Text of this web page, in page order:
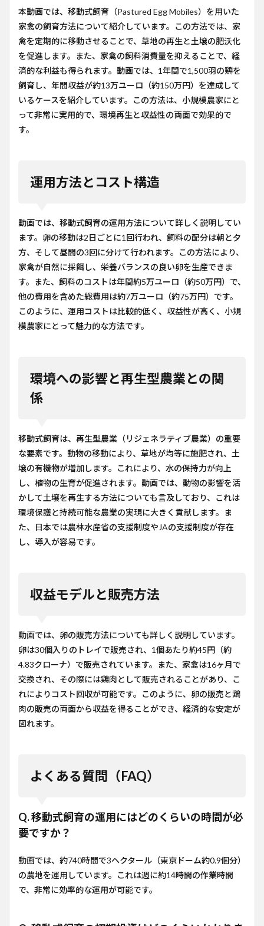
本動画では、移動式飼育（Pastured Egg Mobiles）を用いた
家禽の飼育方法について紹介しています。この方法では、家
禽を定期的に移動させることで、草地の再生と土壌の肥沃化
を促進します。また、家禽の飼料消費量を抑えることで、経
済的な利益も得られます。動画では、1年間で1,500羽の鶏を
飼育し、年間収益が約13万ユーロ（約150万円）を達成して
いるケースを紹介しています。この方法は、小規模農家にと
って非常に実用的で、環境再生と収益性の両面で効果的で
す。
運用方法とコスト構造
動画では、移動式飼育の運用方法について詳しく説明してい
ます。卵の移動は2日ごとに1回行われ、飼料の配分は朝と夕
方、そして昼間の3回に分けて行われます。この方法により、
家禽が自然に採餌し、栄養バランスの良い卵を生産できま
す。また、飼料のコストは年間約5万ユーロ（約50万円）で、
他の費用を含めた総費用は約7万ユーロ（約75万円）です。
このように、運用コストは比較的低く、収益性が高く、小規
模農家にとって魅力的な方法です。
環境への影響と再生型農業との関
係
移動式飼育は、再生型農業（リジェネラティブ農業）の重要
な要素です。動物の移動により、草地が均等に施肥され、土
壌の有機物が増加します。これにより、水の保持力が向上
し、植物の生育が促進されます。動画では、動物の影響を活
かして土壌を再生する方法についても言及しており、これは
環境保護と持続可能な農業の実現に大きく貢献します。ま
た、日本では農林水産省の支援制度やJAの支援制度が存在
し、導入が容易です。
収益モデルと販売方法
動画では、卵の販売方法についても詳しく説明しています。
卵は30個入りのトレイで販売され、1個あたり約45円（約
4.83クローナ）で販売されています。また、家禽は16ヶ月で
交換され、その際には鶏肉として販売されることがあり、こ
れによりコスト回収が可能です。このように、卵の販売と鶏
肉の販売の両面から収益を得ることができ、経済的な安定が
図れます。
よくある質問（FAQ）
Q. 移動式飼育の運用にはどのくらいの時間が必
要ですか？
動画では、約740時間で3ヘクタール（東京ドーム約0.9個分）
の農地を運用しています。これは週に約14時間の作業時間
で、非常に効率的な運用が可能です。